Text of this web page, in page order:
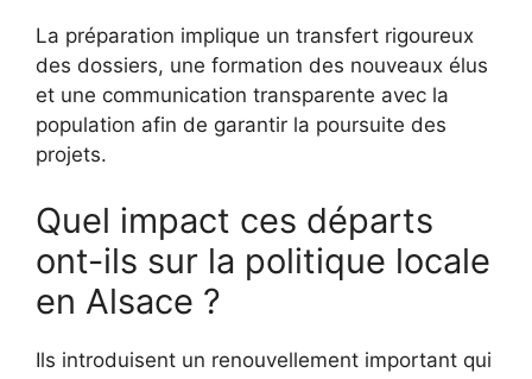
La préparation implique un transfert rigoureux
des dossiers, une formation des nouveaux élus
et une communication transparente avec la
population afin de garantir la poursuite des
projets.
Quel impact ces départs
ont-ils sur la politique locale
en Alsace ?
Ils introduisent un renouvellement important qui